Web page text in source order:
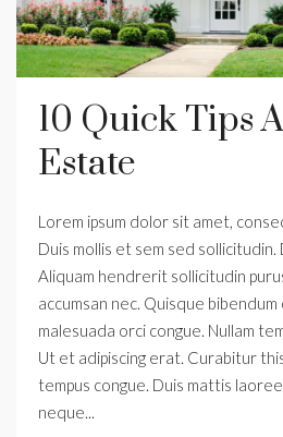
10 Quick Tips
Estate
Lorem ipsum dolor sit amet,
Duis mollis et sem sed
Aliquam hendrerit sollicitudin
accumsan nec. Quisque
malesuada orci congue. Nullam
Ut et adipiscing erat. Curabitur
tempus congue. Duis mattis
neque...